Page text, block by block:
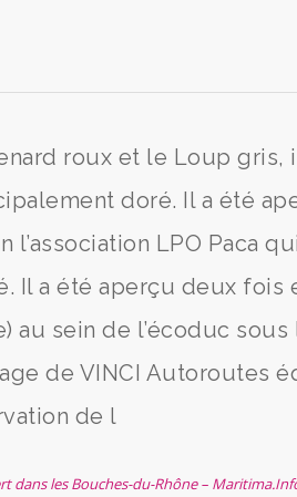
roux et le Loup gris,
doré. Il a été
LPO Paca
Il a été aperçu deux fois
au sein de l’écoduc sous
de VINCI Autoroutes
de l
dans les Bouches-du-Rhône –